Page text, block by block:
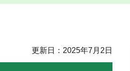
更新日：2025年7月2日